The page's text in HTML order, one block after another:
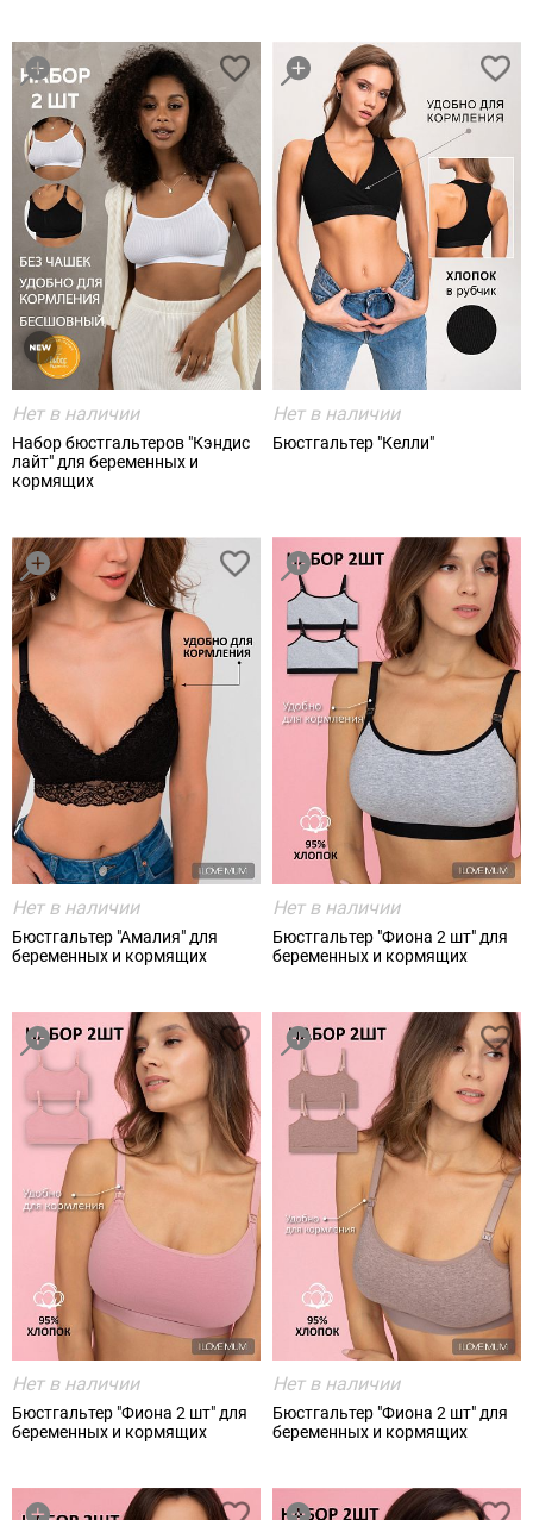
Нет в наличии
Набор бюстгальтеров "Кэндис
лайт" для беременных и
кормящих
Нет в наличии
Бюстгальтер "Келли"
Нет в наличии
Бюстгальтер "Амалия" для
беременных и кормящих
Нет в наличии
Бюстгальтер "Фиона 2 шт" для
беременных и кормящих
Нет в наличии
Бюстгальтер "Фиона 2 шт" для
беременных и кормящих
Нет в наличии
Бюстгальтер "Фиона 2 шт" для
беременных и кормящих